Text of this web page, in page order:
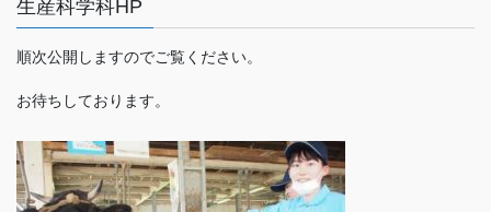
生産科学科HP
順次公開しますのでご覧ください。
お待ちしております。